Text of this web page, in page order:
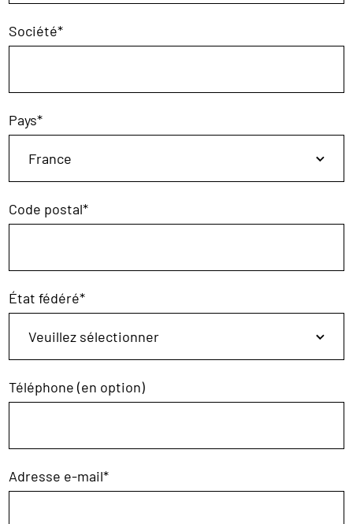
Société*
Pays*
Code postal*
État fédéré*
Téléphone (en option)
Adresse e-mail*